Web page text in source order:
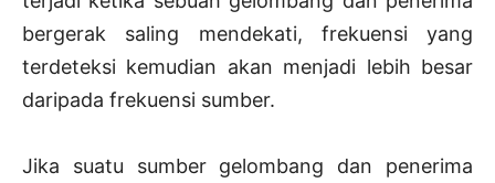
bergerak saling mendekati, frekuensi yang
terdeteksi kemudian akan menjadi lebih besar
daripada frekuensi sumber.
Jika suatu sumber gelombang dan penerima